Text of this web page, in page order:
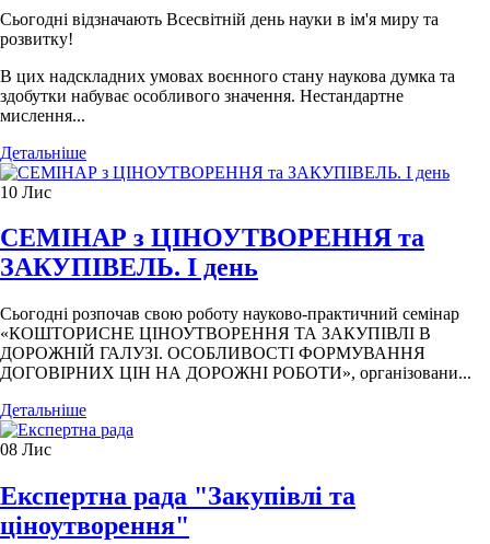
Сьогодні відзначають Всесвітній день науки в ім'я миру та
розвитку!
В цих надскладних умовах воєнного стану наукова думка та
здобутки набуває особливого значення. Нестандартне
мислення...
Детальніше
10 Лис
СЕМІНАР з ЦІНОУТВОРЕННЯ та
ЗАКУПІВЕЛЬ. І день
Сьогодні розпочав свою роботу науково-практичний семінар
«КОШТОРИСНЕ ЦІНОУТВОРЕННЯ ТА ЗАКУПІВЛІ В
ДОРОЖНІЙ ГАЛУЗІ. ОСОБЛИВОСТІ ФОРМУВАННЯ
ДОГОВІРНИХ ЦІН НА ДОРОЖНІ РОБОТИ», організовани...
Детальніше
08 Лис
Експертна рада "Закупівлі та
ціноутворення"